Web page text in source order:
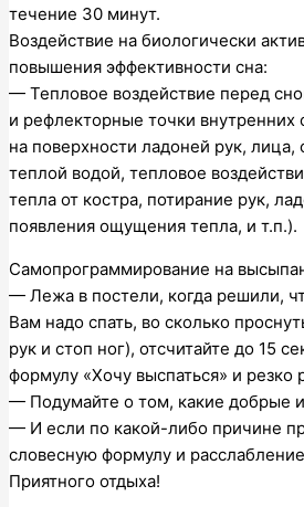
течение 30 минут.
Воздействие на биологически
повышения эффективности сна:
— Тепловое воздействие перед
и рефлекторные точки внутренних
на поверхности ладоней рук, лица,
теплой водой, тепловое
тепла от костра, потирание рук,
появления ощущения тепла, и т.п.).
Самопрограммирование на
— Лежа в постели, когда решили,
Вам надо спать, во сколько
рук и стоп ног), отсчитайте до 15
формулу «Хочу выспаться» и резко
— Подумайте о том, какие добрые
— И если по какой-либо причине
словесную формулу и
Приятного отдыха!